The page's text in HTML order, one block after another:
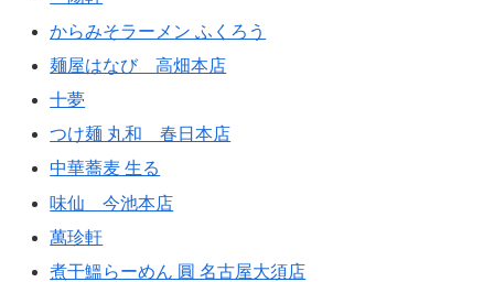
からみそラーメン ふくろう
麺屋はなび 高畑本店
十夢
つけ麺 丸和 春日本店
中華蕎麦 生る
味仙 今池本店
萬珍軒
煮干鰮らーめん 圓 名古屋大須店